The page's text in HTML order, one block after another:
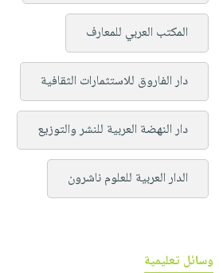
المكتب العربي للمعارف
دار الفاروق للاستثمارات الثقافية
دار النهضة العربية للنشر والتوزيع
الدار العربية للعلوم ناشرون
وسائل تعليمية